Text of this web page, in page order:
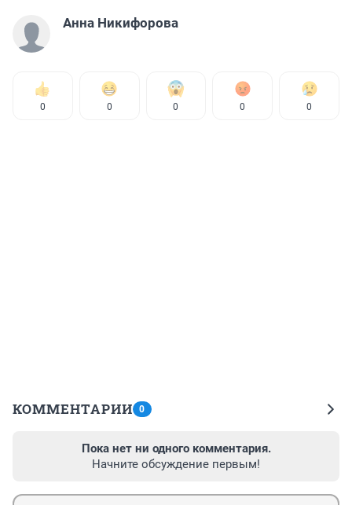
Анна Никифорова
0 0 0 0 0
КОММЕНТАРИИ 0
Пока нет ни одного комментария.
Начните обсуждение первым!